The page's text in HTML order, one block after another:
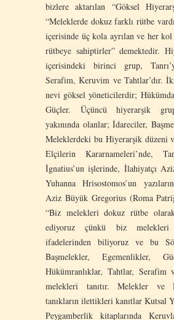
bizlere aktarılan “Göksel
“Meleklerde dokuz farklı rütbe
içerisinde üç kola ayrılan ve her
rütbeye sahiptirler” demektedir.
içerisindeki birinci grup,
Serafim, Keruvim ve Tahtlar’dır.
nevi göksel yöneticilerdir;
Güçler. Üçüncü hiyerarşik
yakınında olanlar; İdareciler,
Meleklerdeki bu Hiyerarşik düzeni
Elçilerin Kararnameleri’nde,
İgnatius’un işlerinde, İlahiyatçı
Yuhanna Hrisostomos’un
Aziz Büyük Gregorius (Roma
“Biz melekleri dokuz rütbe
ediyoruz çünkü biz melekleri
ifadelerinden biliyoruz ve bu
Başmelekler, Egemenlikler,
Hükümranlıklar, Tahtlar, Serafim
melekleri tanıtır. Melekler ve
tanıkların ilettikleri kanıtlar Kutsal
Peygamberlik kitaplarında